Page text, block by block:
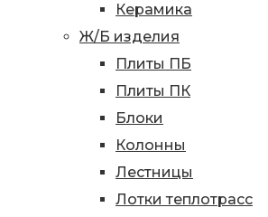
Керамика
Ж/Б изделия
Плиты ПБ
Плиты ПК
Блоки
Колонны
Лестницы
Лотки теплотрасс